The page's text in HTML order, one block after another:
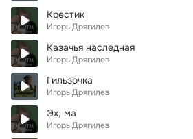
Крестик
Игорь Дрягилев
Кaзачья наследная
Игорь Дрягилев
Гильзочка
Игорь Дрягилев
Эх, ма
Игорь Дрягилев